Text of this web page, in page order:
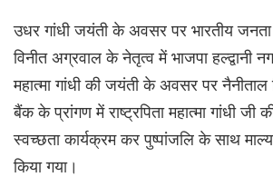
उधर गांधी जयंती के अवसर पर भारतीय जनता
विनीत अग्रवाल के नेतृत्व में भाजपा हल्द्वानी नगर
महात्मा गांधी की जयंती के अवसर पर नैनीताल
बैंक के प्रांगण में राष्ट्रपिता महात्मा गांधी जी
स्वच्छता कार्यक्रम कर पुष्पांजलि के साथ
किया गया।